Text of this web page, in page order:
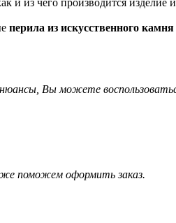
из чего производится изделие
перила из искусственного камня
Вы можете
поможем оформить заказ.